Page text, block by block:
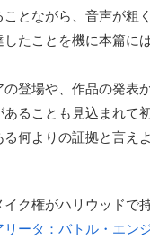
とながら、音声が粗
たことを機に本篇に
登場や、作品の発表
ることも見込まれて
何よりの証拠と言え
ク権がハリウッドで
リータ：バトル・エン